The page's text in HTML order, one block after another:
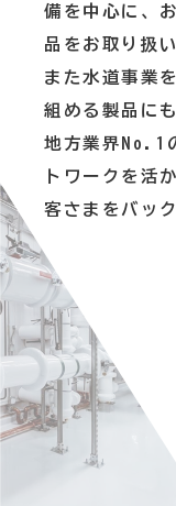
備を中心に、
品をお取り扱
また水道事業
組める製品に
地方業界No.1
トワークを活
客さまをバッ